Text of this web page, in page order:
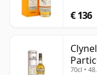
€ 136
70cl •